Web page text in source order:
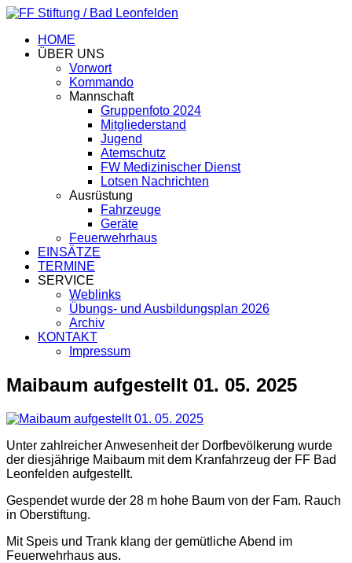
HOME
ÜBER UNS
Vorwort
Kommando
Mannschaft
Gruppenfoto 2024
Mitgliederstand
Jugend
Atemschutz
FW Medizinischer Dienst
Lotsen Nachrichten
Ausrüstung
Fahrzeuge
Geräte
Feuerwehrhaus
EINSÄTZE
TERMINE
SERVICE
Weblinks
Übungs- und Ausbildungsplan 2026
Archiv
KONTAKT
Impressum
Maibaum aufgestellt 01. 05. 2025
Unter zahlreicher Anwesenheit der Dorfbevölkerung wurde
der diesjährige Maibaum mit dem Kranfahrzeug der FF Bad
Leonfelden aufgestellt.
Gespendet wurde der 28 m hohe Baum von der Fam. Rauch
in Oberstiftung.
Mit Speis und Trank klang der gemütliche Abend im
Feuerwehrhaus aus.